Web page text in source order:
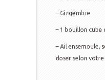
– Gingembre
– 1 bouillon cube
– Ail ensemoule,
doser selon